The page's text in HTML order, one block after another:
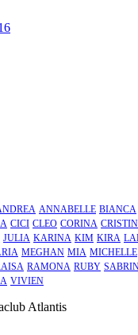
ANNABELLE BIANCA
CICI CLEO CORINA
JULIA KARINA KIM KIRA
MEGHAN MIA MICHELLE
RAMONA RUBY
VIVIEN
Atlantis